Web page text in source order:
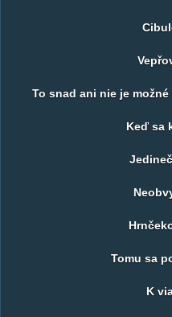
To snad ani nie je
Keď sa
Tomu sa
K